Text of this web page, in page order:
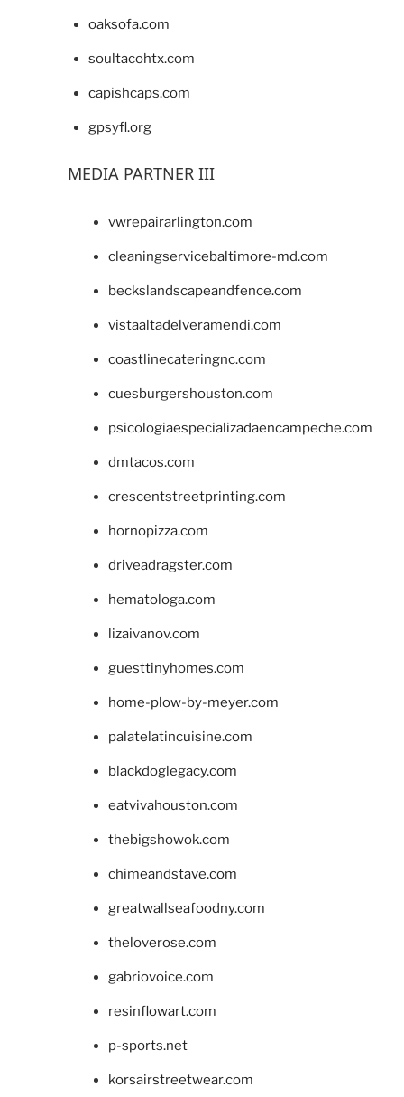
oaksofa.com
soultacohtx.com
capishcaps.com
gpsyfl.org
MEDIA PARTNER III
vwrepairarlington.com
cleaningservicebaltimore-md.com
beckslandscapeandfence.com
vistaaltadelveramendi.com
coastlinecateringnc.com
cuesburgershouston.com
psicologiaespecializadaencampeche.com
dmtacos.com
crescentstreetprinting.com
hornopizza.com
driveadragster.com
hematologa.com
lizaivanov.com
guesttinyhomes.com
home-plow-by-meyer.com
palatelatincuisine.com
blackdoglegacy.com
eatvivahouston.com
thebigshowok.com
chimeandstave.com
greatwallseafoodny.com
theloverose.com
gabriovoice.com
resinflowart.com
p-sports.net
korsairstreetwear.com